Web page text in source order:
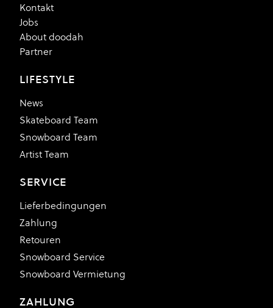
Kontakt
Jobs
About doodah
Partner
LIFESTYLE
News
Skateboard Team
Snowboard Team
Artist Team
SERVICE
Lieferbedingungen
Zahlung
Retouren
Snowboard Service
Snowboard Vermietung
ZAHLUNG